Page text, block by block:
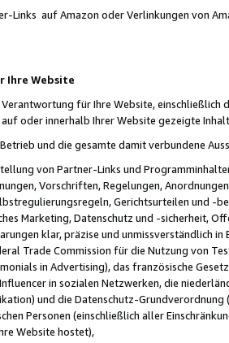
Links auf Amazon oder Verlinkungen von
Ihre Website
für Ihre Website,
oder innerhalb Ihrer Website gezeigte
und die gesamte damit verbundene
von Partner-Links und
Vorschriften, Regelungen,
Gerichtsurteilen und -
Marketing, Datenschutz und -sicherheit,
klar, präzise und unmissverständlich
Trade Commission für die Nutzung von
in Advertising), das französische
in sozialen Netzwerken, die
und die Datenschutz-
Personen (einschließlich aller
Website hostet),